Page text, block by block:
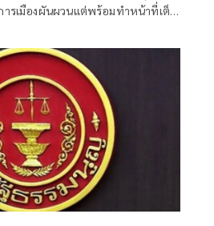
รเมืองผันผวนแต่พร้อมทำหน้าที่เต็ม